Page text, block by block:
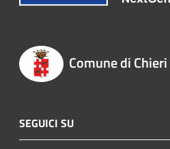
Comune di Chieri
SEGUICI SU